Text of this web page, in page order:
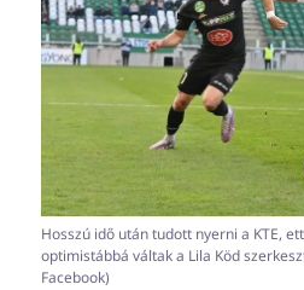
Hosszú idő után tudott nyerni a KTE,
optimistábbá váltak a Lila Köd
Facebook)